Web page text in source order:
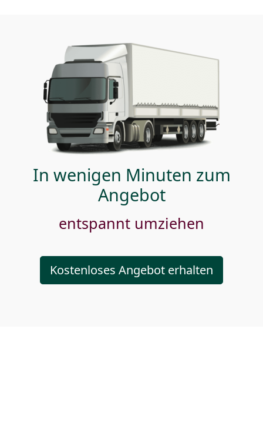
In wenigen Minuten zum
Angebot
entspannt umziehen
Kostenloses Angebot erhalten